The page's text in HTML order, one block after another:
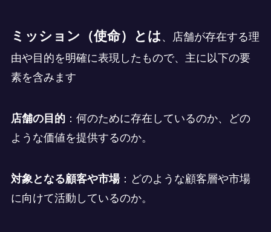
ミッション（使命）とは 、店舗が存在する理
由や目的を明確に表現したもので、主に以下の要
素を含みます
店舗の目的：何のために存在しているのか、どの
ような価値を提供するのか。
対象となる顧客や市場：どのような顧客層や市場
に向けて活動しているのか。